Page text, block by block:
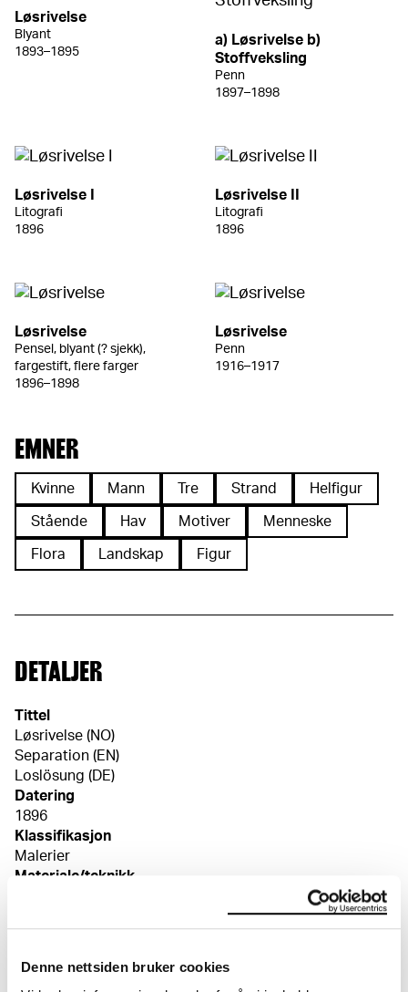
Denne nettsiden bruker cookies
Løsrivelse
Blyant
1893–1895
a) Løsrivelse b)
Stoffveksling
Penn
1897–1898
Løsrivelse I
Litografi
1896
Løsrivelse II
Litografi
1896
Løsrivelse
Pensel, blyant (? sjekk),
fargestift, flere farger
1896–1898
Løsrivelse
Penn
1916–1917
EMNER
Kvinne Mann Tre Strand Helfigur
Stående Hav Motiver Menneske
Flora Landskap Figur
DETALJER
Tittel
Løsrivelse (NO)
Separation (EN)
Loslösung (DE)
Datering
1896
Klassifikasjon
Malerier
Materiale/teknikk